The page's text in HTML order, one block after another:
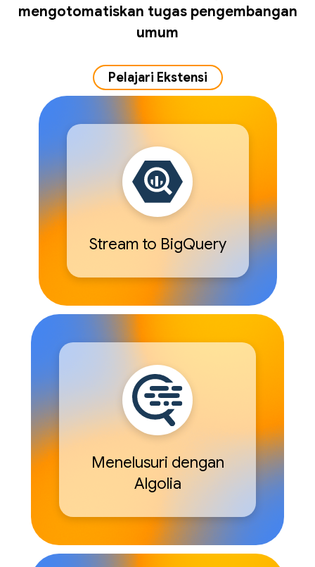
mengotomatiskan tugas pengembangan
umum
Pelajari Ekstensi
Stream to BigQuery
Menelusuri dengan
Algolia